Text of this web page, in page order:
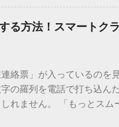
で手を止める必要はあり
てこない漢字があるので
的に使われる漢字は、
かし、人名や地名に使わ
た 文字コード です。パ
に出ない文字でも、この
文字コードで漢字を出
る方法！スマートク
絡票」が入っているのを
の羅列を電話で打ち込ん
れません。 「もっとスム